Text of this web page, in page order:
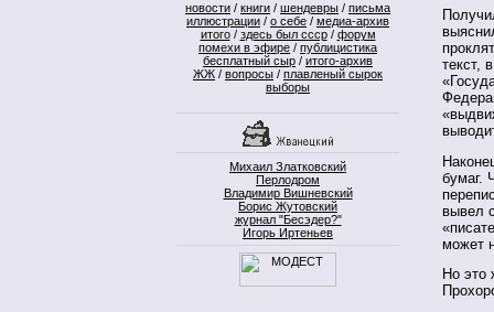
новости / книги / шендевры / письма
иллюстрации / о себе / медиа-архив
итого/ здесь был ссср/ форум
помехи в эфире / публицистика
бесплатный сыр / итого-архив
ЖЖ / вопросы / плавленый сырок
выборы
Михаил Златковский
Перлодром
Владимир Вишневский
Борис Жутовский
журнал "Бесэдер?"
Игорь Иртеньев
текст,
бумаг.
вывел
может
Но это